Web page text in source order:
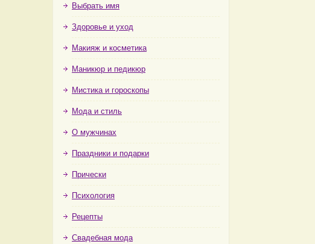
Выбрать имя
Здоровье и уход
Макияж и косметика
Маникюр и педикюр
Мистика и гороскопы
Мода и стиль
О мужчинах
Праздники и подарки
Прически
Психология
Рецепты
Свадебная мода